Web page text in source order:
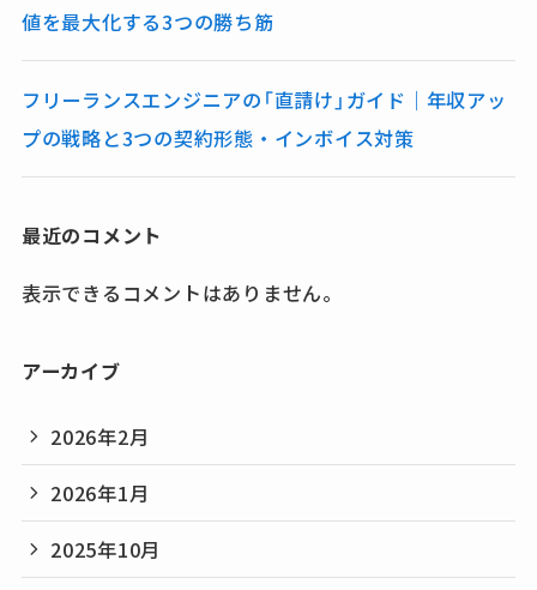
値を最大化する3つの勝ち筋
フリーランスエンジニアの「直請け」ガイド｜年収アッ
プの戦略と3つの契約形態・インボイス対策
最近のコメント
表示できるコメントはありません。
アーカイブ
2026年2月
2026年1月
2025年10月